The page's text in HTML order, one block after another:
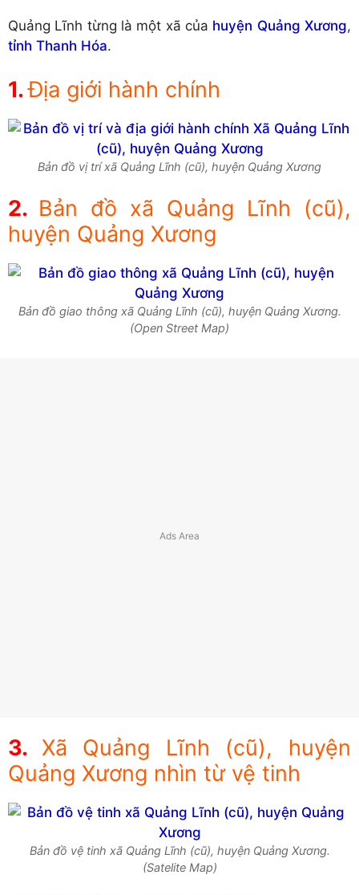
Quảng Lĩnh từng là một xã của huyện Quảng Xương,
tỉnh Thanh Hóa.
Địa giới hành chính
Bản đồ vị trí xã Quảng Lĩnh (cũ), huyện Quảng Xương
Bản đồ xã Quảng Lĩnh (cũ),
huyện Quảng Xương
Bản đồ giao thông xã Quảng Lĩnh (cũ), huyện Quảng Xương.
(Open Street Map)
Xã Quảng Lĩnh (cũ), huyện
Quảng Xương nhìn từ vệ tinh
Bản đồ vệ tinh xã Quảng Lĩnh (cũ), huyện Quảng Xương.
(Satelite Map)